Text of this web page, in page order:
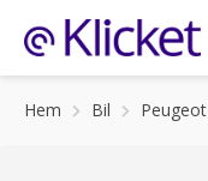
Hem Bil Peugeot